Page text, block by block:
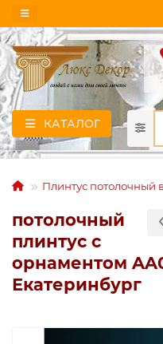
КАТАЛОГ
Плинтус потолочный
потолочный
плинтус с
орнаментом
Екатеринбург